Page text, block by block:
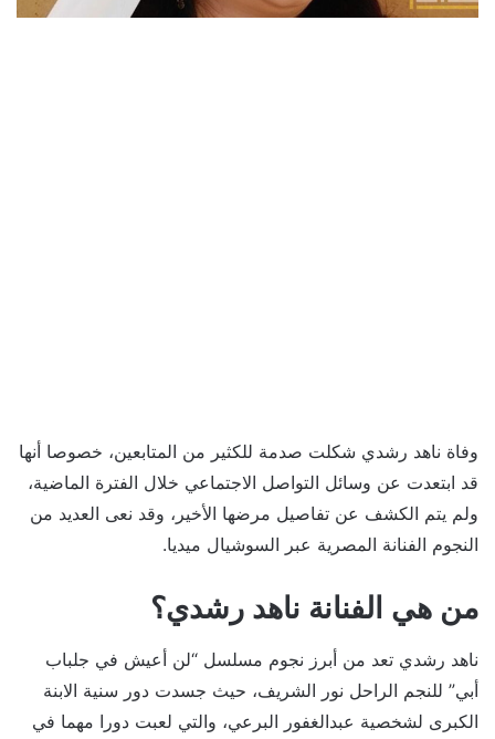
وفاة ناهد رشدي شكلت صدمة للكثير من المتابعين، خصوصا أنها
قد ابتعدت عن وسائل التواصل الاجتماعي خلال الفترة الماضية،
ولم يتم الكشف عن تفاصيل مرضها الأخير، وقد نعى العديد من
النجوم الفنانة المصرية عبر السوشيال ميديا.
من هي الفنانة ناهد رشدي؟
ناهد رشدي تعد من أبرز نجوم مسلسل “لن أعيش في جلباب
أبي” للنجم الراحل نور الشريف، حيث جسدت دور سنية الابنة
الكبرى لشخصية عبدالغفور البرعي، والتي لعبت دورا مهما في